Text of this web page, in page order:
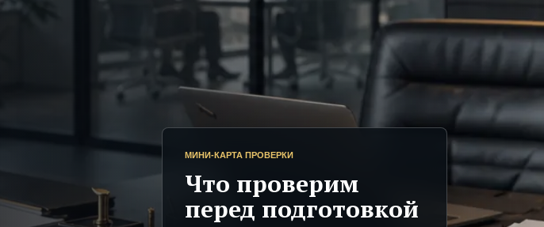
МИНИ-КАРТА ПРОВЕРКИ
Что проверим
перед подготовкой